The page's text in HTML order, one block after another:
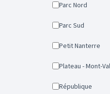
Parc Nord
Parc Sud
Petit Nanterre
Plateau - Mont-
République